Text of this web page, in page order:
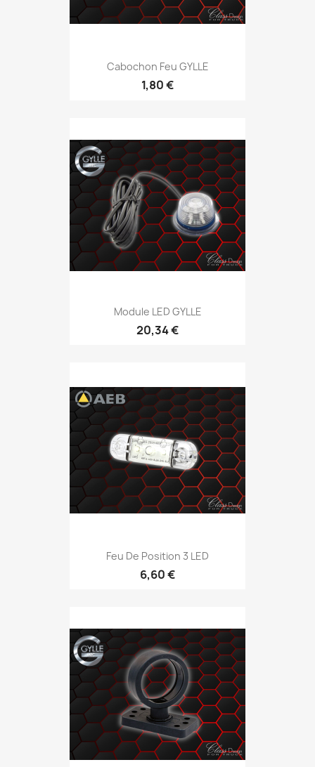
Cabochon Feu GYLLE
1,80 €
Module LED GYLLE
20,34 €
Feu De Position 3 LED
6,60 €